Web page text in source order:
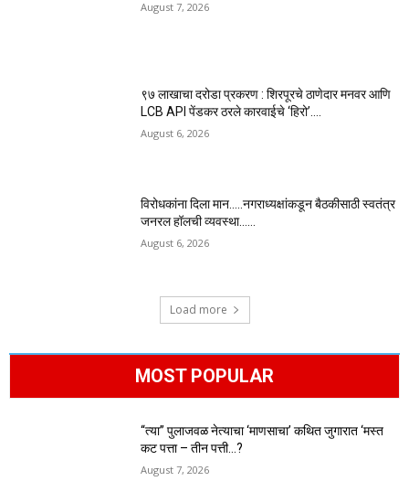
August 7, 2026
९७ लाखाचा दरोडा प्रकरण : शिरपूरचे ठाणेदार मनवर आणि
LCB API पेंडकर ठरले कारवाईचे ‘हिरो’….
August 6, 2026
विरोधकांना दिला मान…..नगराध्यक्षांकडून बैठकीसाठी स्वतंत्र
जनरल हॉलची व्यवस्था……
August 6, 2026
Load more
MOST POPULAR
“त्या” पुलाजवळ नेत्याचा ‘माणसाचा’ कथित जुगारात ‘मस्त
कट पत्ता – तीन पत्ती…?
August 7, 2026